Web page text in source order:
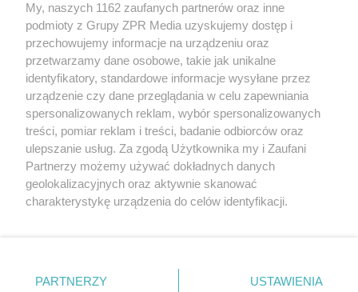
Żaden utwór zamieszczony w serwisie nie może być powielany i
rozpowszechniany lub dalej rozpowszechniany w jakikolwiek sposób (w
tym także elektroniczny lub mechaniczny) na jakimkolwiek polu
eksploatacji w jakiejkolwiek formie, włącznie z umieszczaniem w
Internecie bez pisemnej zgody właściciela praw. Jakiekolwiek użycie lub
wykorzystanie utworów w całości lub w części z naruszeniem prawa,
tzn. bez właściwej zgody, jest zabronione pod groźbą kary i może być
ścigane prawnie.
My, naszych 1162 zaufanych partnerów oraz inne
podmioty z Grupy ZPR Media uzyskujemy dostęp i
przechowujemy informacje na urządzeniu oraz
przetwarzamy dane osobowe, takie jak unikalne
identyfikatory, standardowe informacje wysyłane przez
urządzenie czy dane przeglądania w celu zapewniania
spersonalizowanych reklam, wybór spersonalizowanych
treści, pomiar reklam i treści, badanie odbiorców oraz
ulepszanie usług. Za zgodą Użytkownika my i Zaufani
Partnerzy możemy używać dokładnych danych
geolokalizacyjnych oraz aktywnie skanować
charakterystykę urządzenia do celów identyfikacji.
zmienić/wycofać klikając przycisk ustawień prywatności
PARTNERZY USTAWIENIA